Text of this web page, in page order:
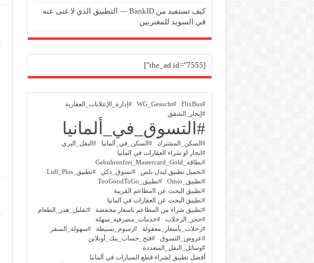
كيف تستفيد من BankID — التطبيق الذي لا غنى عنه
في السويد للمغتربين
[the_ad id="7555"]
#FlixBus
#WG_Gesucht
#إدارة_الإعلانات_العقارية
#إيجار_الشقق
#التسوق_في_ألمانيا
#السكن_المشترك #السكن_في_ألمانيا
#النقل_البري
#ايجار او شراء العقارات في المانيا
#بطاقة_Gebuhrenfrei_Mastercard_Gold
#تحميل تطبيق ليدل بلس
#تسوق_ذكي
#تطبيق_Lidl_Plus
#تطبيق_Omio
#تطبيق_TooGoodToGo
#تطبيق البحث عن اامطاعم القريبة
#تطبيق البحث عن العقارات في المانيا
#تطبيق شراء من المطاعم باسعار مخفضة
#تقليل_هدر_الطعام
#حجز_الرحلات
#خدمات_مصرفية_سهلة
#رحلات_بأسعار_معقولة
#رسوم_بسيطة
#سهولة_السفر
#عروض_التسوق
#فتح_حساب_بنك_أونلاين
#وسائل_النقل_المتعددة
أفضل تطبيق لشراء قطع السيارات في ألمانيا